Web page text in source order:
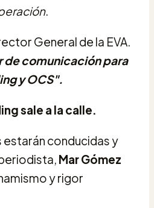
.
General de la EVA.
de comunicación para
y OCS".
sale a la calle.
estarán conducidas y
Mar Gómez
y rigor